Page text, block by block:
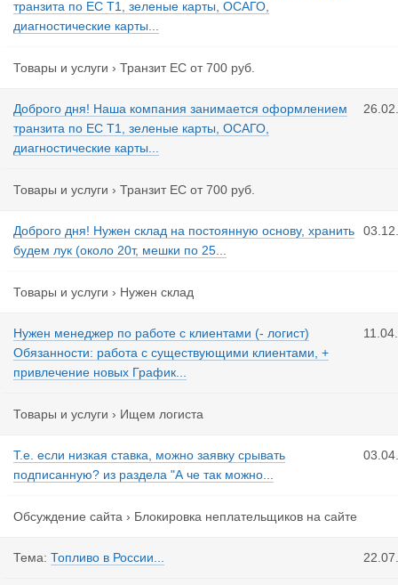
транзита по ЕС T1, зеленые карты, ОСАГО,
диагностические карты...
Товары и услуги › Транзит ЕС от 700 руб.
Доброго дня! Наша компания занимается оформлением
транзита по ЕС T1, зеленые карты, ОСАГО,
диагностические карты...
Товары и услуги › Транзит ЕС от 700 руб.
Доброго дня! Нужен склад на постоянную основу, хранить
будем лук (около 20т, мешки по 25...
Товары и услуги › Нужен склад
Нужен менеджер по работе с клиентами (- логист)
Обязанности: работа с существующими клиентами, +
привлечение новых График...
Товары и услуги › Ищем логиста
Т.е. если низкая ставка, можно заявку срывать
подписанную? из раздела "А че так можно...
Обсуждение сайта › Блокировка неплательщиков на сайте
Тема: Топливо в России...